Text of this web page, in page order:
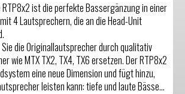
RTP8x2 ist die perfekte Bassergänzung in einer
4 Lautsprechern, die an die Head-Unit
die Originallautsprecher durch qualitativ
wie MTX TX2, TX4, TX6 ersetzen. Der RTP8x2
eine neue Dimension und fügt hinzu,
leisten kann: tiefe und laute Bässe...